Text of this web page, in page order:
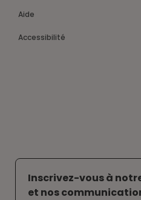
Aide
Accessibilité
Inscrivez-vous à
et nos